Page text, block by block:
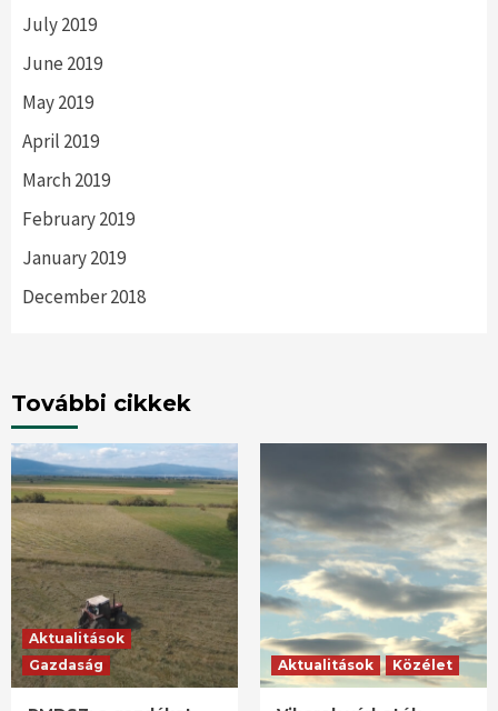
July 2019
June 2019
May 2019
April 2019
March 2019
February 2019
January 2019
December 2018
További cikkek
Aktualitások
Gazdaság
Aktualitások Közélet